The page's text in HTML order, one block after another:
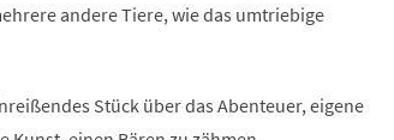
andere Tiere, wie das umtriebige
Stück über das Abenteuer, eigene